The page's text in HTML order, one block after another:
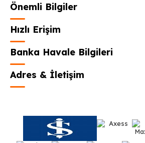
Önemli Bilgiler
Hızlı Erişim
Banka Havale Bilgileri
Adres & İletişim